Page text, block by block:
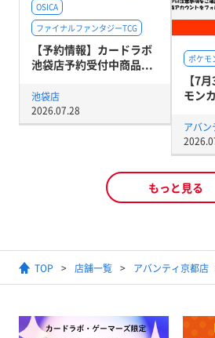
OSICA
ファイナルファンタジーTCG
【予約情報】カードラボ
池袋店予約受付中商品...
池袋店
2026.07.28
ポケモ
【7
モン
アバ
もっと見る
TOP 店舗一覧 アバンティ京都店